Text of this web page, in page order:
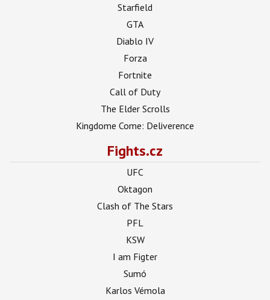
Starfield
GTA
Diablo IV
Forza
Fortnite
Call of Duty
The Elder Scrolls
Kingdome Come: Deliverence
Fights.cz
UFC
Oktagon
Clash of The Stars
PFL
KSW
I am Figter
Sumó
Karlos Vémola